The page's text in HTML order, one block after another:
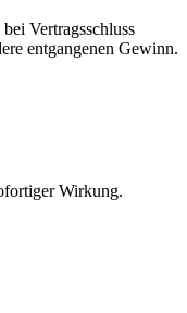
Vertragsschluss
entgangenen Gewinn.
Wirkung.